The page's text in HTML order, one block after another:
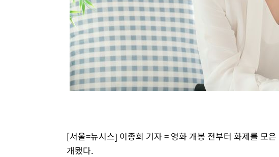
[속보]코스피 매도사이드카 발동…4%대 급락
[속보]전남광주 초대 시민추천 부시장에 백승주·윤난실
서울 열대야 15일째 지속…비공식 '초열대야' 30도 넘어
[속보]코스닥, 2.15포인트(0.27%) 내린 797.44 출발
[속보]코스피, 119.51포인트(1.81%) 내린 6478.75 개장
6월 경상수지 497.3억 달러…두 달 연속 사상 최대
서울 낮 39도 '폭염중대경보'…40도 관측 가능성도
[서울=뉴시스] 이종희 기자 = 영화 개봉 전부터 화제를 모
개됐다.